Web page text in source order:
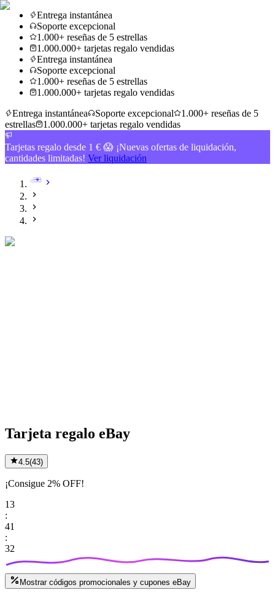
Entrega instantánea
Soporte excepcional
1.000+ reseñas de 5 estrellas
1.000.000+ tarjetas regalo vendidas
Entrega instantánea
Soporte excepcional
1.000+ reseñas de 5 estrellas
1.000.000+ tarjetas regalo vendidas
Entrega instantánea
Soporte excepcional
1.000+ reseñas de 5
estrellas
1.000.000+ tarjetas regalo vendidas
Tarjetas regalo desde 1 € 😱 ¡Nuevas ofertas de liquidación,
cantidades limitadas! Ver liquidación
Tarjeta regalo eBay
4.5(43)
¡Consigue 2% OFF!
13
:
41
:
32
Mostrar códigos promocionales y cupones eBay